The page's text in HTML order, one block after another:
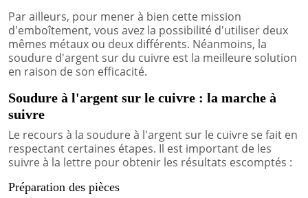
Par ailleurs, pour mener à bien cette mission
d'emboîtement, vous avez la possibilité d'utiliser deux
mêmes métaux ou deux différents. Néanmoins, la
soudure d'argent sur du cuivre est la meilleure solution
en raison de son efficacité.
Soudure à l'argent sur le cuivre : la marche à
suivre
Le recours à la soudure à l'argent sur le cuivre se fait en
respectant certaines étapes. Il est important de les
suivre à la lettre pour obtenir les résultats escomptés :
Préparation des pièces